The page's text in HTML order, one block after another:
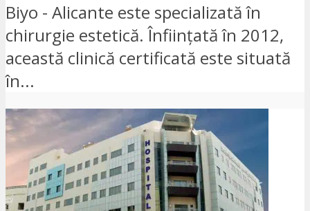
Biyo - Alicante este specializată în
chirurgie estetică. Înființată în 2012,
această clinică certificată este situată
în...